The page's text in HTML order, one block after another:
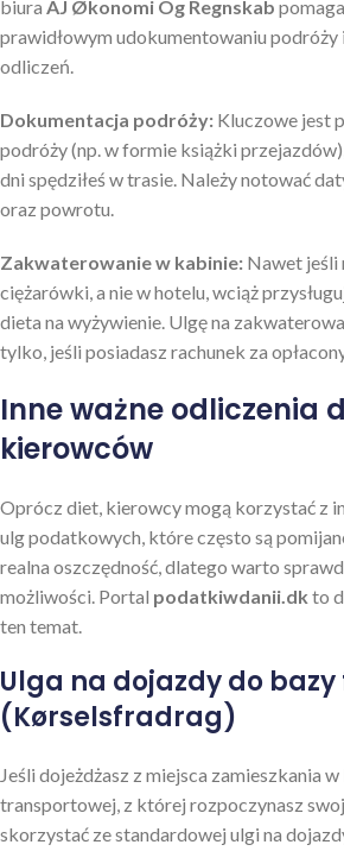
biura AJ Økonomi Og Regnskab
prawidłowym udokumentowaniu podróży
odliczeń.
Dokumentacja podróży: Kluczowe jest
podróży (np. w formie książki
dni spędziłeś w trasie. Należy notować
oraz powrotu.
Zakwaterowanie w kabinie: Nawet jeśli
ciężarówki, a nie w hotelu, wciąż
dieta na wyżywienie. Ulgę na
tylko, jeśli posiadasz rachunek za
Inne ważne odliczenia
kierowców
Oprócz diet, kierowcy mogą korzystać z
ulg podatkowych, które często są
realna oszczędność, dlatego warto
możliwości. Portal podatkiwdanii.dk to
ten temat.
Ulga na dojazdy do
(Kørselsfradrag)
Jeśli dojeżdżasz z miejsca zamieszkania
transportowej, z której rozpoczynasz
skorzystać ze standardowej ulgi na